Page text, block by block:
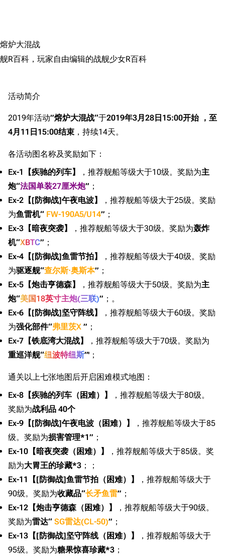
熔炉大混战
舰R百科，玩家自由编辑的战舰少女R百科
活动简介
2019年活动”熔炉大混战“于2019年3月28日15:00开始 ，至
4月11日15:00结束 ，持续14天。
各活动图名称及奖励如下：
Ex-1【疾驰的列车】
，推荐舰船等级大于10级。奖励为主
炮“法国单装27厘米炮” ；
Ex-2【[防御战]午夜电波】
，推荐舰船等级大于25级。奖励
为鱼雷机“ FW-190A5/U14” ；
Ex-3【暗夜突袭】
，推荐舰船等级大于30级。奖励为轰炸
机“XBTC” ；
Ex-4【[防御战]鱼雷节拍】
，推荐舰船等级大于40级。奖励
为驱逐舰“查尔斯·奥斯本” ；
Ex-5【炮击亨德森】
，推荐舰船等级大于50级。奖励为主
炮“美国18英寸主炮(三联)” ；。
Ex-6【[防御战]坚守阵线】
，推荐舰船等级大于60级。奖励
为强化部件“弗里茨X ” ；
Ex-7【铁底湾大混战】
，推荐舰船等级大于70级。奖励为
重巡洋舰“纽波特纽斯”' ；
通关以上七张地图后开启困难模式地图：
Ex-8【疾驰的列车（困难）】
，推荐舰船等级大于80级。
奖励为战利品 40个
Ex-9【[防御战]午夜电波（困难）】
，推荐舰船等级大于85
级。奖励为损害管理*1” ；
Ex-10【暗夜突袭（困难）】
，推荐舰船等级大于85级。奖
励为大胃王的珍藏*3 ；；
Ex-11【[防御战]鱼雷节拍（困难）】
，推荐舰船等级大于
90级。奖励为收藏品“长矛鱼雷” ；
Ex-12【炮击亨德森（困难）】
，推荐舰船等级大于90级。
奖励为雷达“ SG雷达(CL-50)” ；
Ex-13【[防御战]坚守阵线（困难）】
，推荐舰船等级大于
95级。奖励为糖果惊喜珍藏*3 ；